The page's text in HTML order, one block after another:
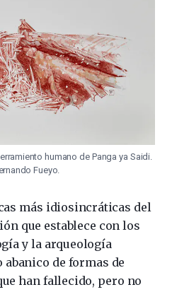
humano de Panga ya Saidi.
Fueyo.
más idiosincráticas del
que establece con los
y la arqueología
de formas de
han fallecido, pero no